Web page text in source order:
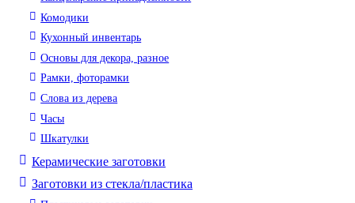
Комодики
Кухонный инвентарь
Основы для декора, разное
Рамки, фоторамки
Слова из дерева
Часы
Шкатулки
Керамические заготовки
Заготовки из стекла/пластика